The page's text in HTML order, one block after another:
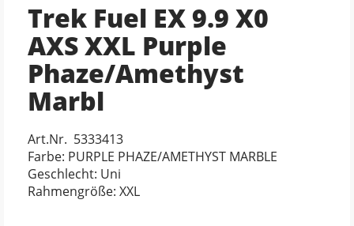
Trek Fuel EX 9.9 X0
AXS XXL Purple
Phaze/Amethyst
Marbl
Art.Nr. 5333413
Farbe: PURPLE PHAZE/AMETHYST MARBLE
Geschlecht: Uni
Rahmengröße: XXL